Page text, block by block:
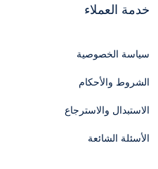
خدمة العملاء
سياسة الخصوصية
الشروط والأحكام
الاستبدال والاسترجاع
الأسئلة الشائعة